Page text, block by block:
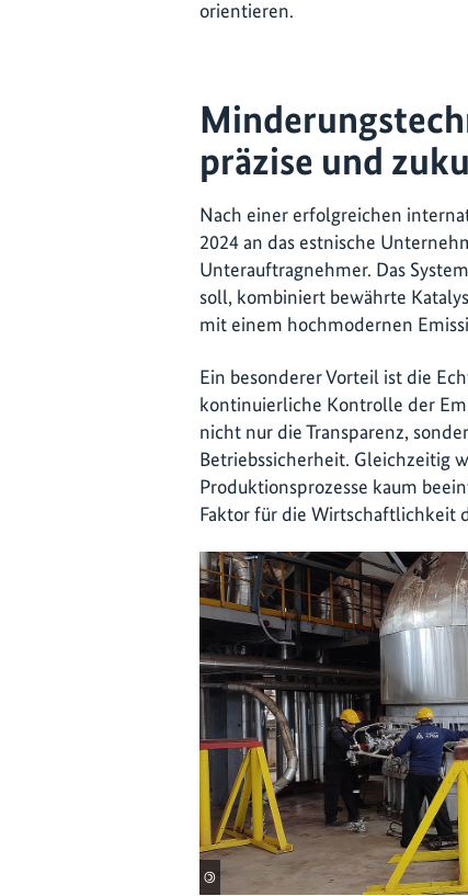
orientieren.
präzise und
©
Nach einer erfolgreichen
2024 an das estnische
Unterauftragnehmer. Das
soll, kombiniert bewährte
mit einem hochmodernen
Ein besonderer Vorteil ist die
kontinuierliche Kontrolle der
nicht nur die Transparenz,
Betriebssicherheit. Gleichzeitig
Produktionsprozesse kaum
Faktor für die Wirtschaftlichkeit